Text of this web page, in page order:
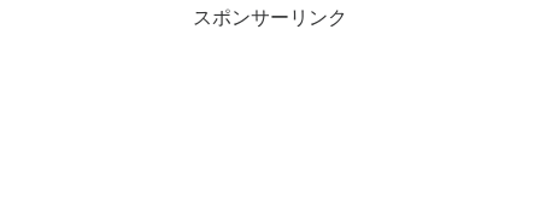
スポンサーリンク